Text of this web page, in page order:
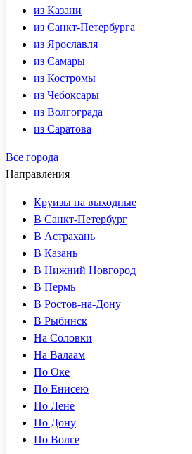
из Казани
из Санкт-Петербурга
из Ярославля
из Самары
из Костромы
из Чебоксары
из Волгограда
из Саратова
Все города
Направления
Круизы на выходные
В Санкт-Петербург
В Астрахань
В Казань
В Нижний Новгород
В Пермь
В Ростов-на-Дону
В Рыбинск
На Соловки
На Валаам
По Оке
По Енисею
По Лене
По Дону
По Волге